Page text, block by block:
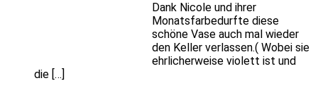
Dank Nicole und ihrer
Monatsfarbedurfte diese
schöne Vase auch mal wieder
den Keller verlassen.( Wobei sie
ehrlicherweise violett ist und
die […]